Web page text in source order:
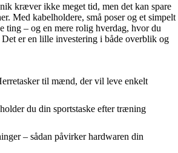
kræver ikke meget tid, men det kan spare
Med kabelholdere, små poser og et simpelt
ting – og en mere rolig hverdag, hvor du
er en lille investering i både overblik og
til mænd, der vil leve enkelt
du din sportstaske efter træning
– sådan påvirker hardwaren din